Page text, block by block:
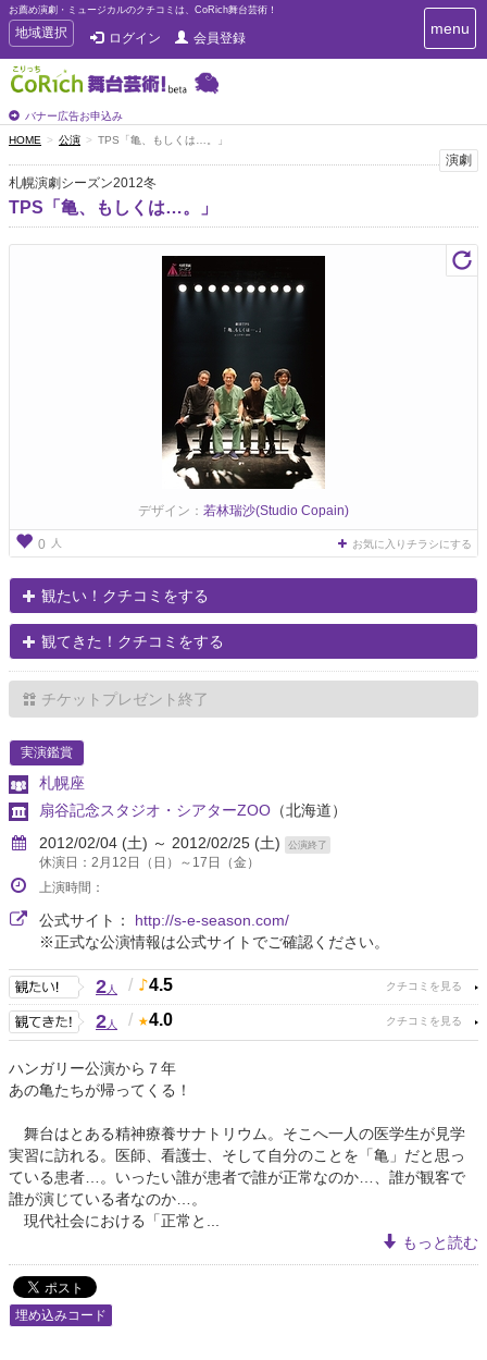
お薦め演劇・ミュージカルのクチコミは、CoRich舞台芸術！
T
o
g
g
e
n
a
v
i
g
地域選択 ログイン 会員登録
バナー広告お申込み
T
o
i
g
menu
HOME 公演 TPS「亀、もしくは…。」
演劇
札幌演劇シーズン2012冬
TPS「亀、もしくは…。」
デザイン： 若林瑞沙(Studio Copain)
0 人 お気に入りチラシにする
観たい！クチコミをする
観てきた！クチコミをする
チケットプレゼント終了
実演鑑賞
札幌座
扇谷記念スタジオ・シアターZOO （北海道）
2012/02/04 (土) ～ 2012/02/25 (土)
公演終了
休演日：2月12日（日）～17日（金）
上演時間：
公式サイト： http://s-e-season.com/
※正式な公演情報は公式サイトでご確認ください。
2人 / 4.5
2人 / 4.0
ハンガリー公演から７年
あの亀たちが帰ってくる！
舞台はとある精神療養サナトリウム。そこへ一人の医学生が見学
実習に訪れる。医師、看護士、そして自分のことを「亀」だと思っ
ている患者…。いったい誰が患者で誰が正常なのか…、誰が観客で
誰が演じている者なのか…。
現代社会における「正常と...
もっと読む
埋め込みコード